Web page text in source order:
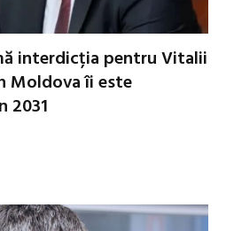
interdicția pentru Vitalii
Moldova îi este
2031